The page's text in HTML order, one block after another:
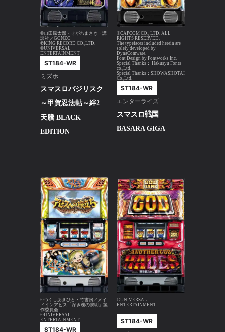
©山田風太郎・せがわまさき・講
談社／GONZO
℗KING RECORD CO.,LTD.
©UNIVERSAL
ENTERTAINMENT
ST184-WR
ミズホ
スマスロバジリスク
～甲賀忍法帖～絆2
天膳 BLACK
EDITION
©CAPCOM CO., LTD. ALL
RIGHTS RESERVED.
The typefaces included herein are
solely developed by
DynaComware.
Font Design by Fontworks Inc.
Special Thanks： Hakusyu Fonts
co.,Ltd.
Special Thanks：SHOWASHOTAI
Co.,Ltd.
ST184-WR
エンターライズ
スマスロ戦国
BASARA GIGA
©つくしあきひと・竹書房／メイ
ドインアビス「深き魂の黎明」製
作委員会
©UNIVERSAL
ENTERTAINMENT
ST184-WR
©UNIVERSAL
ENTERTAINMENT
ST184-WR